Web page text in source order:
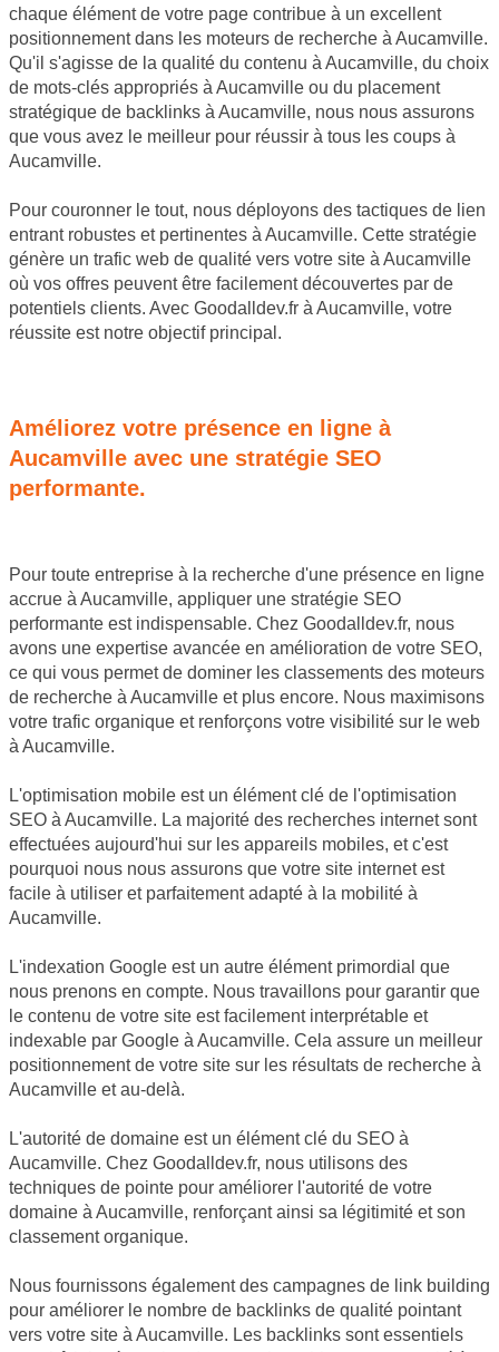
chaque élément de votre page contribue à un excellent
positionnement dans les moteurs de recherche à Aucamville.
Qu'il s'agisse de la qualité du contenu à Aucamville, du choix
de mots-clés appropriés à Aucamville ou du placement
stratégique de backlinks à Aucamville, nous nous assurons
que vous avez le meilleur pour réussir à tous les coups à
Aucamville.
Pour couronner le tout, nous déployons des tactiques de lien
entrant robustes et pertinentes à Aucamville. Cette stratégie
génère un trafic web de qualité vers votre site à Aucamville
où vos offres peuvent être facilement découvertes par de
potentiels clients. Avec Goodalldev.fr à Aucamville, votre
réussite est notre objectif principal.
Améliorez votre présence en ligne à
Aucamville avec une stratégie SEO
performante.
Pour toute entreprise à la recherche d'une présence en ligne
accrue à Aucamville, appliquer une stratégie SEO
performante est indispensable. Chez Goodalldev.fr, nous
avons une expertise avancée en amélioration de votre SEO,
ce qui vous permet de dominer les classements des moteurs
de recherche à Aucamville et plus encore. Nous maximisons
votre trafic organique et renforçons votre visibilité sur le web
à Aucamville.
L'optimisation mobile est un élément clé de l'optimisation
SEO à Aucamville. La majorité des recherches internet sont
effectuées aujourd'hui sur les appareils mobiles, et c'est
pourquoi nous nous assurons que votre site internet est
facile à utiliser et parfaitement adapté à la mobilité à
Aucamville.
L'indexation Google est un autre élément primordial que
nous prenons en compte. Nous travaillons pour garantir que
le contenu de votre site est facilement interprétable et
indexable par Google à Aucamville. Cela assure un meilleur
positionnement de votre site sur les résultats de recherche à
Aucamville et au-delà.
L'autorité de domaine est un élément clé du SEO à
Aucamville. Chez Goodalldev.fr, nous utilisons des
techniques de pointe pour améliorer l'autorité de votre
domaine à Aucamville, renforçant ainsi sa légitimité et son
classement organique.
Nous fournissons également des campagnes de link building
pour améliorer le nombre de backlinks de qualité pointant
vers votre site à Aucamville. Les backlinks sont essentiels